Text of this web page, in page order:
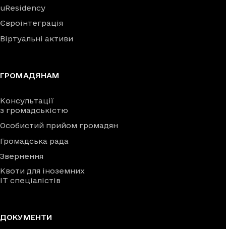
uResidency
Євроінтеграція
Віртуальні активи
ГРОМАДЯНАМ
Консультації
з громадськістю
Особистий прийом громадян
Громадська рада
Звернення
Квоти для іноземних
IT спеціалістів
ДОКУМЕНТИ